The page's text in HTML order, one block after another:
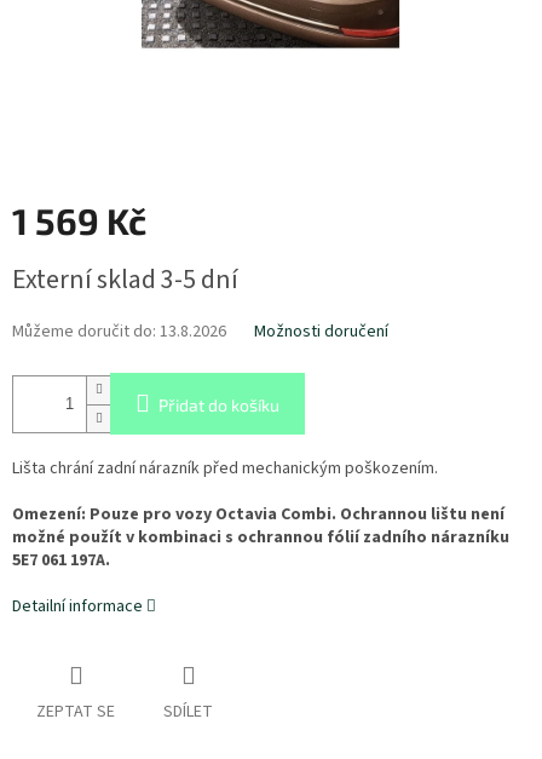
1 569 Kč
cena:
Externí sklad 3-5 dní
Můžeme doručit do: 13.8.2026 Možnosti doručení
Přidat do košíku
Lišta chrání zadní nárazník před mechanickým poškozením.
Omezení: Pouze pro vozy Octavia Combi. Ochrannou lištu není
možné použít v kombinaci s ochrannou fólií zadního nárazníku
5E7 061 197A.
Detailní informace
ZEPTAT SE SDÍLET